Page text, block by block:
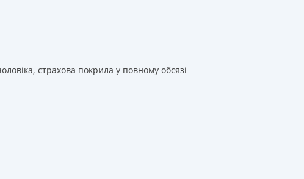
страхова покрила у повному обсязі